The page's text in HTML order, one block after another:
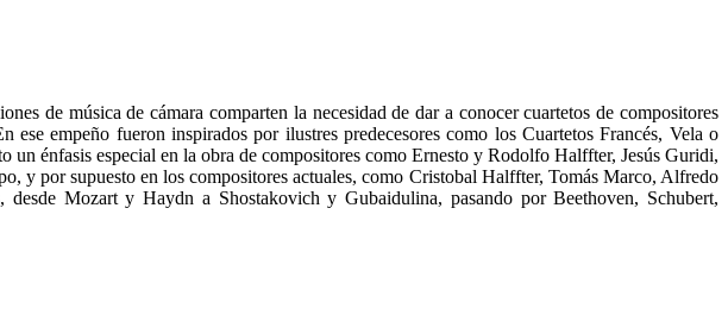
de música de cámara comparten la necesidad de dar a conocer cuartetos de compositores
empeño fueron inspirados por ilustres predecesores como los Cuartetos Francés, Vela o
un énfasis especial en la obra de compositores como Ernesto y Rodolfo Halffter, Jesús Guridi,
y por supuesto en los compositores actuales, como Cristobal Halffter, Tomás Marco, Alfredo
Mozart y Haydn a Shostakovich y Gubaidulina, pasando por Beethoven, Schubert,